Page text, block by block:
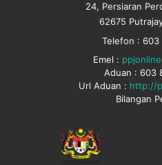
24, Persiaran
62675
Telefon : 603
Emel :
Aduan : 603
Url Aduan : http://
Bilangan